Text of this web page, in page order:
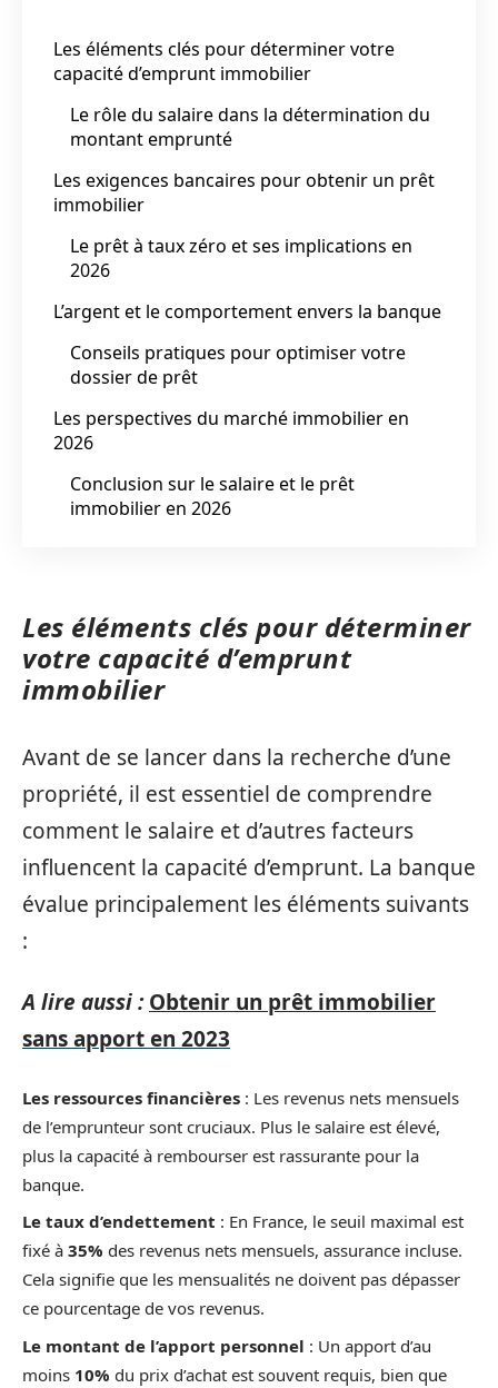
Les éléments clés pour déterminer votre
capacité d’emprunt immobilier
Le rôle du salaire dans la détermination du
montant emprunté
Les exigences bancaires pour obtenir un prêt
immobilier
Le prêt à taux zéro et ses implications en
2026
L’argent et le comportement envers la banque
Conseils pratiques pour optimiser votre
dossier de prêt
Les perspectives du marché immobilier en
2026
Conclusion sur le salaire et le prêt
immobilier en 2026
Les éléments clés pour déterminer
votre capacité d’emprunt
immobilier
Avant de se lancer dans la recherche d’une
propriété, il est essentiel de comprendre
comment le salaire et d’autres facteurs
influencent la capacité d’emprunt. La banque
évalue principalement les éléments suivants
:
A lire aussi : Obtenir un prêt immobilier
sans apport en 2023
Les ressources financières : Les revenus nets mensuels
de l’emprunteur sont cruciaux. Plus le salaire est élevé,
plus la capacité à rembourser est rassurante pour la
banque.
Le taux d’endettement : En France, le seuil maximal est
fixé à 35% des revenus nets mensuels, assurance incluse.
Cela signifie que les mensualités ne doivent pas dépasser
ce pourcentage de vos revenus.
Le montant de l’apport personnel : Un apport d’au
moins 10% du prix d’achat est souvent requis, bien que